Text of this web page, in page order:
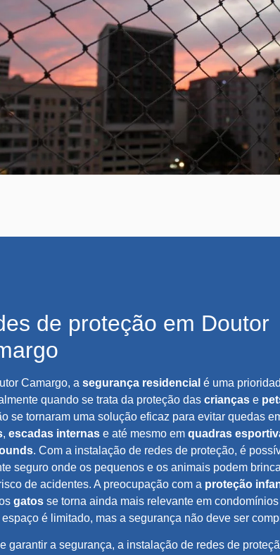
de proteção em Doutor
Camargo, a segurança residencial é uma
quando se trata da proteção das crianças e
se tornaram uma solução eficaz para evitar quedas
, escadas internas e até mesmo em quadras
. Com a instalação de redes de proteção, é
seguro onde os pequenos e os animais podem
de acidentes. A preocupação com a proteção
gatos se torna ainda mais relevante em
é limitado, mas a segurança não deve ser
garantir a segurança, a instalação de redes de